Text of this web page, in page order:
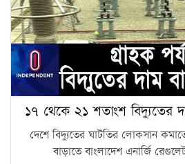
১৭ থেকে ২১ শতাংশ বিদ্যুতের
দেশে বিদ্যুতের ঘাটতির লোকসান
বাড়াতে বাংলাদেশ এনার্জি